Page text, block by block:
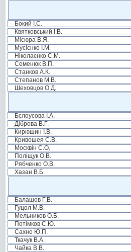
Бокий І.С.
Квятковський І.В.
Місюра В.Я.
Мусієнко І.М.
Ніколаєнко С.М.
Семенюк В.П.
Станков А.К.
Степанов М.В.
Шеховцов О.Д.
Бєлоусова І.А.
Діброва В.Г.
Кирюшин І.В.
Кривошея С.В.
Москвін С.О.
Поліщук О.В.
Рябченко О.В.
Хазан В.Б.
Балашов Г.В.
Гуцол М.В.
Мельников О.Б.
Потімков С.Ю.
Сахно Ю.П.
Ткачук В.А.
Чайка В.В.